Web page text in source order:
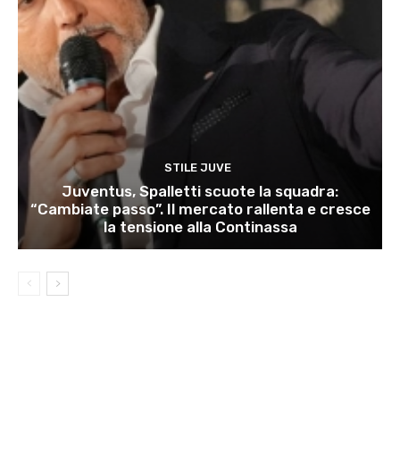
STILE JUVE
Juventus, Spalletti scuote la squadra:
“Cambiate passo”. Il mercato rallenta e cresce
la tensione alla Continassa